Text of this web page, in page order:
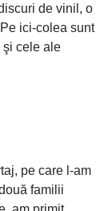
de vinil, o
ici-colea sunt
şi cele ale
pe care l-am
familii